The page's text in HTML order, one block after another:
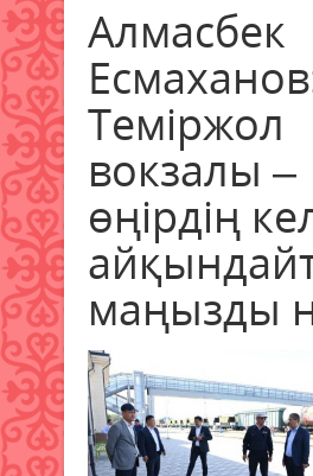
Алмасбек
Теміржол
вокзалы –
өңірдің
маңызды